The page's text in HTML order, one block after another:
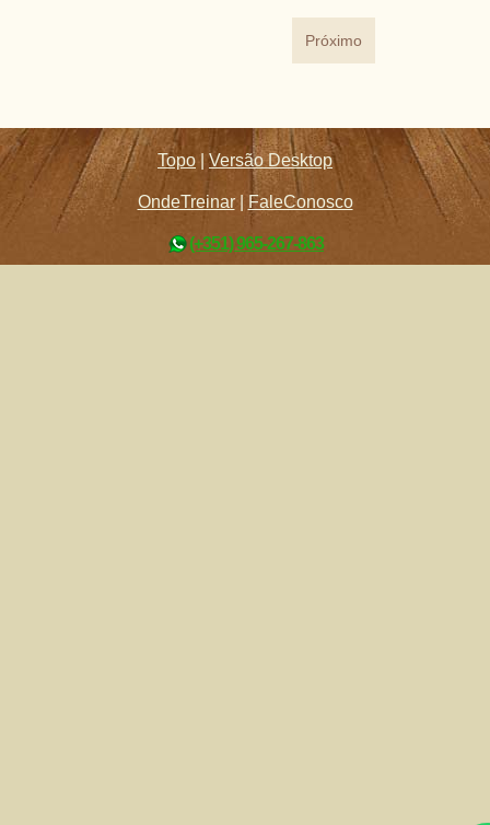
Próximo
Topo |Versão Desktop
OndeTreinar| FaleConosco
(+351) 965-267-863